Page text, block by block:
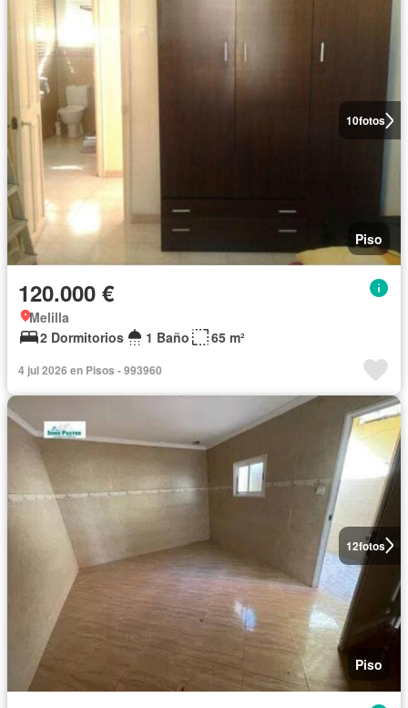
10fotos
Piso
120.000 €
Melilla
2 Dormitorios
1 Baño 65 m²
4 jul 2026 en Pisos - 993960
12fotos
Piso